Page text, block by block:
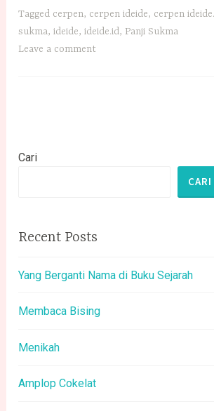
Tagged cerpen, cerpen ideide, cerpen
sukma,ideide,ideide.id, Panji Sukma
Leave a comment
Cari
CARI
Recent Posts
Yang Berganti Nama di Buku Sejarah
Membaca Bising
Menikah
Amplop Cokelat